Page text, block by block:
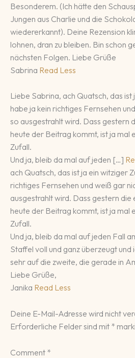
Besonderem. (Ich hätte den
Jungen aus Charlie und die
wiedererkannt). Deine Rezension
lohnen, dran zu bleiben. Bin schon
nächsten Folgen. Liebe Grüße
Sabrina Read Less
Liebe Sabrina, ach Quatsch, das ist
habe ja kein richtiges Fernsehen
so ausgestrahlt wird. Dass gestern
heute der Beitrag kommt, ist ja mal
Zufall.
Und ja, bleib da mal auf jeden […]
ach Quatsch, das ist ja ein witziger
richtiges Fernsehen und weiß gar
ausgestrahlt wird. Dass gestern die
heute der Beitrag kommt, ist ja mal
Zufall.
Und ja, bleib da mal auf jeden Fall
Staffel voll und ganz überzeugt und
sehr auf die zweite, die gerade in
Liebe Grüße,
Janika Read Less
Deine E-Mail-Adresse wird nicht
Erforderliche Felder sind mit *
Comment *